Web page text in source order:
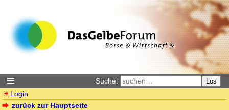
Suche: Los
Login
zurück zur Hauptseite